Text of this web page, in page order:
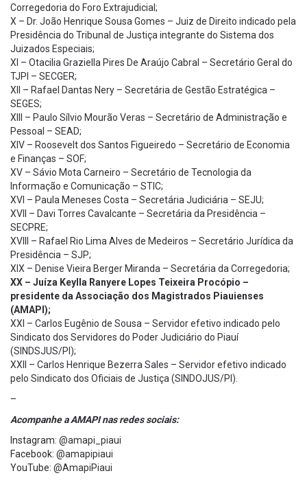
Corregedoria do Foro Extrajudicial;
X – Dr. João Henrique Sousa Gomes – Juiz de Direito indicado pela
Presidência do Tribunal de Justiça integrante do Sistema dos
Juizados Especiais;
XI – Otacilia Graziella Pires De Araújo Cabral – Secretário Geral do
TJPI – SECGER;
XII – Rafael Dantas Nery – Secretária de Gestão Estratégica –
SEGES;
XIII – Paulo Sílvio Mourão Veras – Secretário de Administração e
Pessoal – SEAD;
XIV – Roosevelt dos Santos Figueiredo – Secretário de Economia
e Finanças – SOF;
XV – Sávio Mota Carneiro – Secretário de Tecnologia da
Informação e Comunicação – STIC;
XVI – Paula Meneses Costa – Secretária Judiciária – SEJU;
XVII – Davi Torres Cavalcante – Secretária da Presidência –
SECPRE;
XVIII – Rafael Rio Lima Alves de Medeiros – Secretário Jurídica da
Presidência – SJP;
XIX – Denise Vieira Berger Miranda – Secretária da Corregedoria;
XX – Juíza Keylla Ranyere Lopes Teixeira Procópio –
presidente da Associação dos Magistrados Piauienses
(AMAPI);
XXI – Carlos Eugênio de Sousa – Servidor efetivo indicado pelo
Sindicato dos Servidores do Poder Judiciário do Piauí
(SINDSJUS/PI);
XXII – Carlos Henrique Bezerra Sales – Servidor efetivo indicado
pelo Sindicato dos Oficiais de Justiça (SINDOJUS/PI).
–
Acompanhe a AMAPI nas redes sociais:
Instagram: @amapi_piaui
Facebook: @amapipiaui
YouTube: @AmapiPiaui